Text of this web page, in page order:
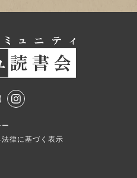
律に基づく表示